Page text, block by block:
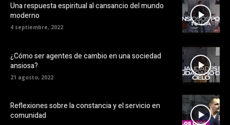
Una respuesta espiritual al cansancio del mundo
moderno
4 septiembre, 2022
¿Cómo ser agentes de cambio en una sociedad
ansiosa?
21 agosto, 2022
Reflexiones sobre la constancia y el servicio en
comunidad